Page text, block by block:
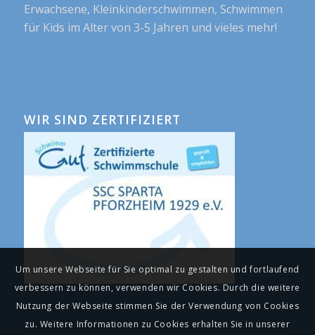
Erwachsene, Kleinkinderschwimmen, Schwimmen
für Kids im Alter von 3-5 Jahren und vieles mehr!
WIR SIND ZERTIFIZIERT
Um unsere Webseite für Sie optimal zu gestalten und fortlaufend
verbessern zu können, verwenden wir Cookies. Durch die weitere
Nutzung der Webseite stimmen Sie der Verwendung von Cookies
zu. Weitere Informationen zu Cookies erhalten Sie in unserer